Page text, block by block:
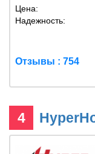
Цена:
Надежность:
Отзывы : 754
4